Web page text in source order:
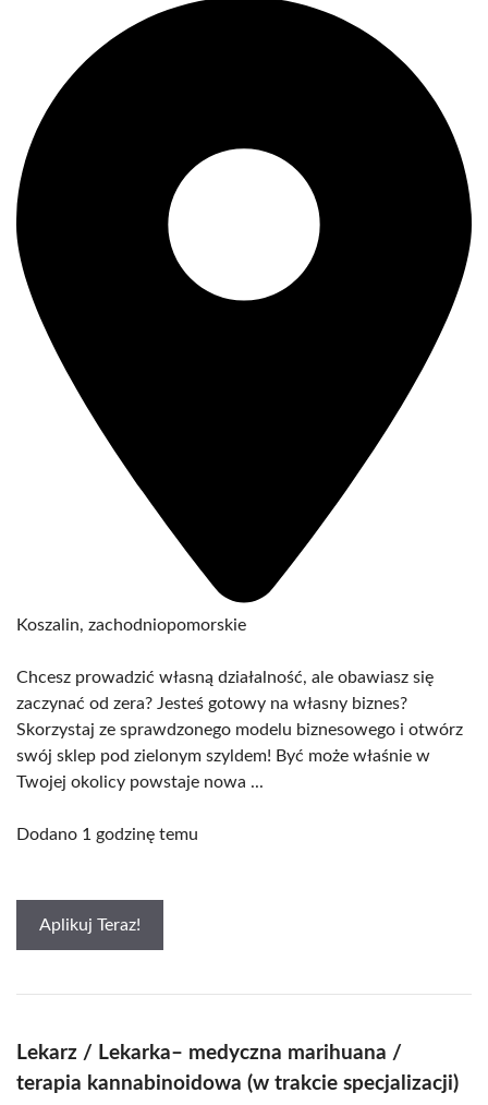
Koszalin, zachodniopomorskie
Chcesz prowadzić własną działalność, ale obawiasz się
zaczynać od zera? Jesteś gotowy na własny biznes?
Skorzystaj ze sprawdzonego modelu biznesowego i otwórz
swój sklep pod zielonym szyldem! Być może właśnie w
Twojej okolicy powstaje nowa ...
Dodano 1 godzinę temu
Aplikuj Teraz!
Lekarz / Lekarka– medyczna marihuana /
terapia kannabinoidowa (w trakcie specjalizacji)